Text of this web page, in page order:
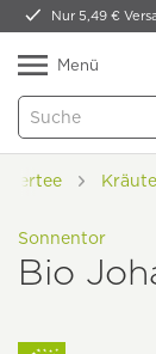
Nur 5,49 €
Menü
Sonnentor
Bio